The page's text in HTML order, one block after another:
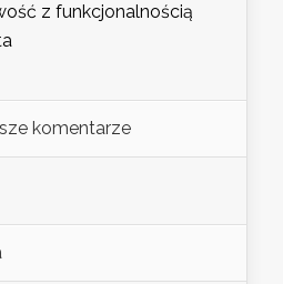
z funkcjonalnością
komentarze